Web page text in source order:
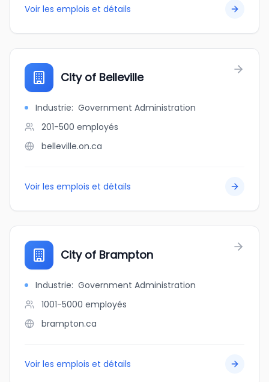
Voir les emplois et détails
City of Belleville
Industrie: Government Administration
201-500 employés
belleville.on.ca
Voir les emplois et détails
City of Brampton
Industrie: Government Administration
1001-5000 employés
brampton.ca
Voir les emplois et détails